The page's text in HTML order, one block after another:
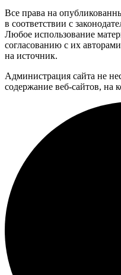
Все права на
в соответствии с
Любое использование
согласованию с их
на источник.
Администрация сайта не
содержание веб-сайтов, на